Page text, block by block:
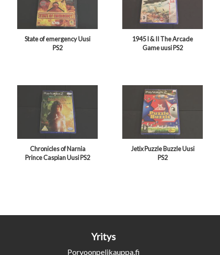
State of emergency Uusi
PS2
1945 I & II The Arcade
Game uusi PS2
Chronicles of Narnia
Prince Caspian Uusi PS2
Jetix Puzzle Buzzle Uusi
PS2
Yritys
Porvoonpelikauppa.fi